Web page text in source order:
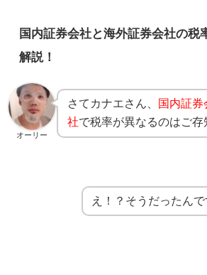
国内証券会社と海外証券会社の税
解説！
オーリー
さてカナエさん、 国内証券
社で税率が異なるのはご存
え！？そうだったんで